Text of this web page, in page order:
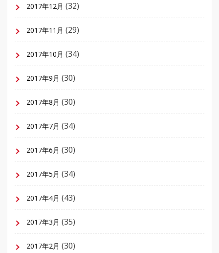
2017年12月 (32)
2017年11月 (29)
2017年10月 (34)
2017年9月 (30)
2017年8月 (30)
2017年7月 (34)
2017年6月 (30)
2017年5月 (34)
2017年4月 (43)
2017年3月 (35)
2017年2月 (30)